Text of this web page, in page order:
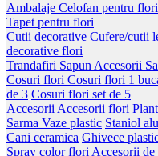
Ambalaje Celofan pentru flori
Tapet pentru flori
Cutii decorative Cufere/cutii
decorative flori
Trandafiri Sapun Accesorii
Cosuri flori Cosuri flori 1
de 3 Cosuri flori set de 5
Accesorii Accesorii flori
Sarma Vaze plastic Staniol
Cani ceramica Ghivece
Spray color flori Accesorii